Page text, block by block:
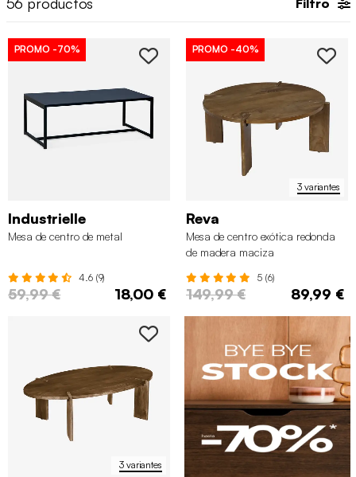
Nuestros productos cuentan con
3 años de garantía.
Filtro
PROMO -70%
Industrielle
Mesa de centro de metal
4.6 (9)
59,99 € 18,00 €
3 variantes
PROMO -40%
Reva
Mesa de centro exótica redonda
de madera maciza
5 (6)
149,99 € 89,99 €
3 variantes